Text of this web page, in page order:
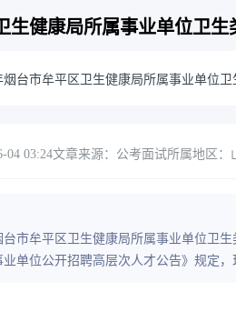
生健康局所属事业单位卫
烟台市牟平区卫生健康局所属事业单位
04 03:24文章来源：公考面试所属地区：
台市牟平区卫生健康局所属事业单位卫
单位公开招聘高层次人才公告》规定